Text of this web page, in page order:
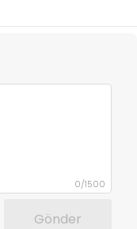
0/1500
Gönder